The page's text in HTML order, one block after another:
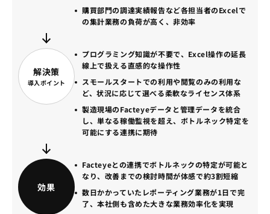
購買部門の調達実績報告など各担当者のExcelで
の集計業務の負荷が高く、非効率
解決策
導入ポイント
プログラミング知識が不要で、Excel操作の延長
線上で扱える直感的な操作性
スモールスタートでの利用や閲覧のみの利用な
ど、状況に応じて選べる柔軟なライセンス体系
製造現場のFacteyeデータと管理データを統合
し、単なる稼働監視を超え、ボトルネック特定を
可能にする連携に期待
効果
Facteyeとの連携でボトルネックの特定が可能と
なり、改善までの検討時間が体感で約3割短縮
数日かかっていたレポーティング業務が1日で完
了、本社側も含めた大きな業務効率化を実現